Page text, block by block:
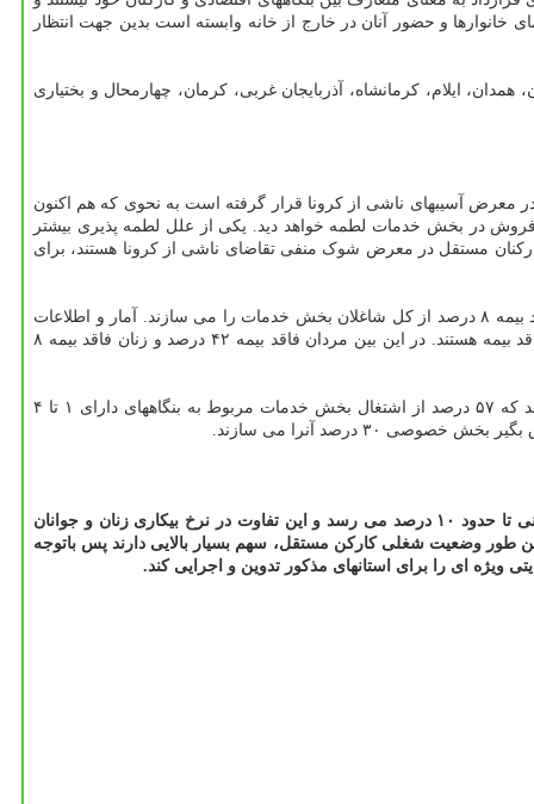
خانوارها و حضور آنان در خارج از خانه وابسته است بدین جهت انتظار
شرقی، لرستان، همدان، ایلام، کرمانشاه، آذربایجان غربی، کرمان، چهارمحال و بختیاری
آسیبهای ناشی از کرونا قرار گرفته است به نحوی که هم اکنون
در بخش خدمات لطمه خواهد دید. یکی از علل لطمه پذیری بیشتر
مستقل در معرض شوک منفی تقاضای ناشی از کرونا هستند، برای
آمارها نشان میدهد که ۵۰ درصد شاغلان بخش خدمات دارای اشتغال غیررسمی و فاقد بیمه هستند که در این بین مردان فاقد بیمه ۴۲ درصد و زنان فاقد بیمه ۸ درصد از کل شاغلان بخش خدمات را می سازند. آمار و اطلاعات
نشان میدهد حدود ۳۷ درصد از شاغلان بخش خدمات کارکن مستقل هستند. همین طور ۵۰ درصد از شاغلان بخش خدمات دارای اشتغال غیررسمی و فاقد بیمه هستند. در این بین مردان فاقد بیمه ۴۲ درصد و زنان فاقد بیمه ۸
در میان استانهای کشور نیز، استان تهران با ۲۱ درصد بیشترین سهم از اشتغال بخش خدمات را به خود مختص کرده است. نتایج بررسی ها نشان میدهد که ۵۷ درصد از اشتغال بخش خدمات مربوط به بنگاههای دارای ۱ تا ۴
بر اساس این گزارش یکی از چالش های بازار کار ایران، عدم توازن منطقه ای در میان استانهای کشور است به نحوی که تفاوت نرخ بیکاری بین استانی تا حدود ۱۰ درصد می رسد و این تفاوت در نرخ بیکاری زنان و جوانان
طور وضعیت شغلی کارکن مستقل، سهم بسیار بالایی دارند پس باتوجه
ای را برای استانهای مذکور تدوین و اجرایی کند.